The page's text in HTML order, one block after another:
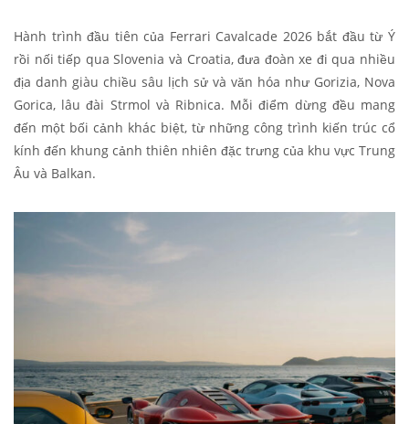
Hành trình đầu tiên của Ferrari Cavalcade 2026 bắt đầu từ Ý
rồi nối tiếp qua Slovenia và Croatia, đưa đoàn xe đi qua nhiều
địa danh giàu chiều sâu lịch sử và văn hóa như Gorizia, Nova
Gorica, lâu đài Strmol và Ribnica. Mỗi điểm dừng đều mang
đến một bối cảnh khác biệt, từ những công trình kiến trúc cổ
kính đến khung cảnh thiên nhiên đặc trưng của khu vực Trung
Âu và Balkan.